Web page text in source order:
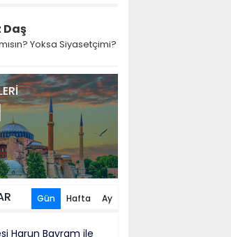
Daş
Yoksa Siyasetçimi?
Gün Hafta Ay
Harun Bayram ile